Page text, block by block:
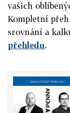
vašich
Kompletní
srovnání a
přehledu.